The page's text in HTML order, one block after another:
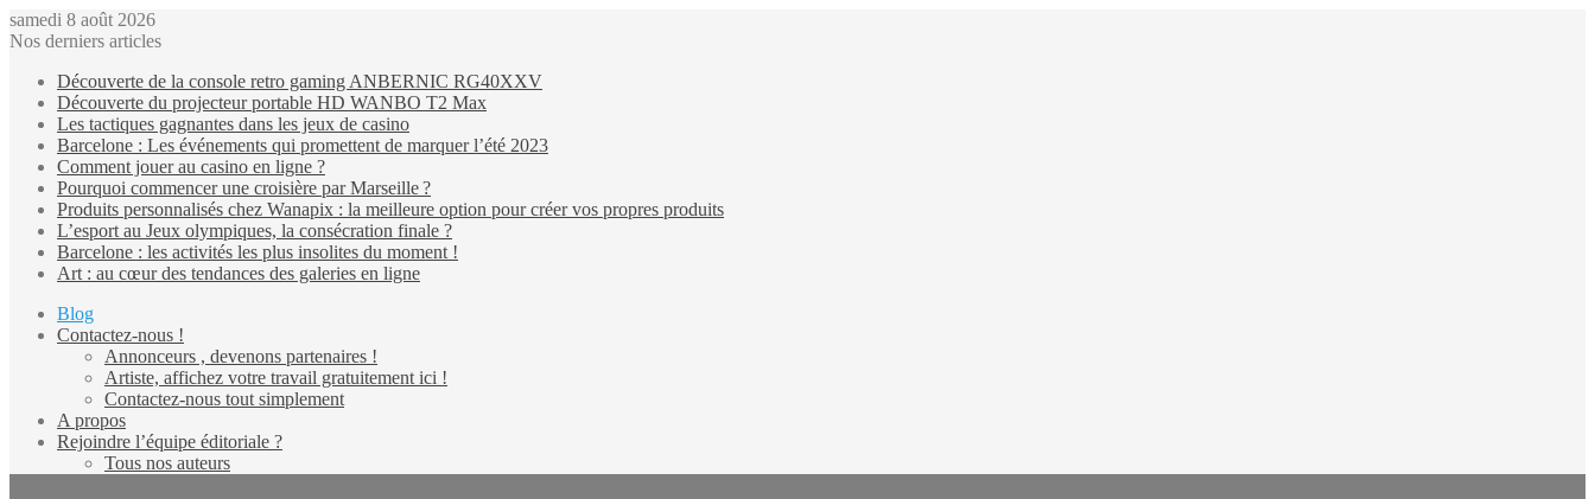
samedi 8 août 2026
Nos derniers articles
Découverte de la console retro gaming ANBERNIC RG40XXV
Découverte du projecteur portable HD WANBO T2 Max
Les tactiques gagnantes dans les jeux de casino
Barcelone : Les événements qui promettent de marquer l’été 2023
Comment jouer au casino en ligne ?
Pourquoi commencer une croisière par Marseille ?
Produits personnalisés chez Wanapix : la meilleure option pour créer vos propres produits
L’esport au Jeux olympiques, la consécration finale ?
Barcelone : les activités les plus insolites du moment !
Art : au cœur des tendances des galeries en ligne
Blog
Contactez-nous !
Annonceurs , devenons partenaires !
Artiste, affichez votre travail gratuitement ici !
Contactez-nous tout simplement
A propos
Rejoindre l’équipe éditoriale ?
Tous nos auteurs